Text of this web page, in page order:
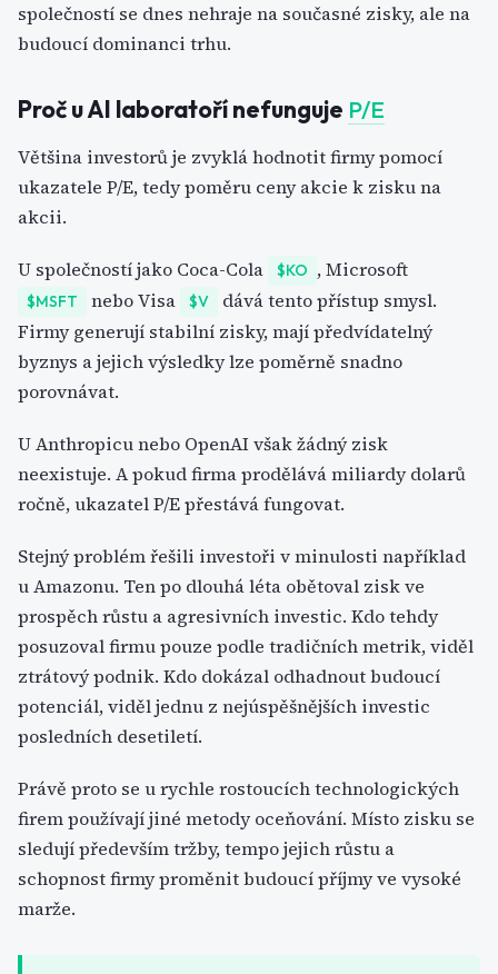
společností se dnes nehraje na současné zisky, ale na
budoucí dominanci trhu.
Proč u AI laboratoří nefunguje P/E
Většina investorů je zvyklá hodnotit firmy pomocí
ukazatele P/E, tedy poměru ceny akcie k zisku na
akcii.
U společností jako Coca-Cola $KO , Microsoft
$MSFT nebo Visa $V
dává tento přístup smysl.
Firmy generují stabilní zisky, mají předvídatelný
byznys a jejich výsledky lze poměrně snadno
porovnávat.
U Anthropicu nebo OpenAI však žádný zisk
neexistuje. A pokud firma prodělává miliardy dolarů
ročně, ukazatel P/E přestává fungovat.
Stejný problém řešili investoři v minulosti například
u Amazonu. Ten po dlouhá léta obětoval zisk ve
prospěch růstu a agresivních investic. Kdo tehdy
posuzoval firmu pouze podle tradičních metrik, viděl
ztrátový podnik. Kdo dokázal odhadnout budoucí
potenciál, viděl jednu z nejúspěšnějších investic
posledních desetiletí.
Právě proto se u rychle rostoucích technologických
firem používají jiné metody oceňování. Místo zisku se
sledují především tržby, tempo jejich růstu a
schopnost firmy proměnit budoucí příjmy ve vysoké
marže.